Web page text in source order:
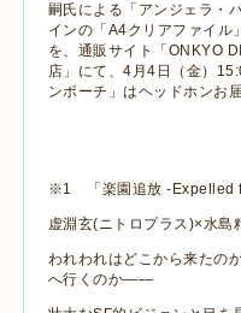
嗣氏による「アンジェラ・
インの「 A4クリアファイル
を、通販サイト「 ONKYO
店」にて、4 月4 日（金）
ンポーチ」はヘッドホンお
※1 「楽園追放 -Expelled
虚淵玄(ニトロプラス)×水島
われわれはどこから来たの
へ行くのか——